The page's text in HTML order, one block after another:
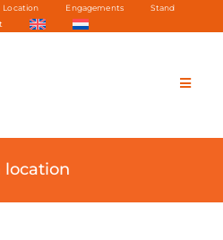
Location Engagements
Stand
Toggle
location